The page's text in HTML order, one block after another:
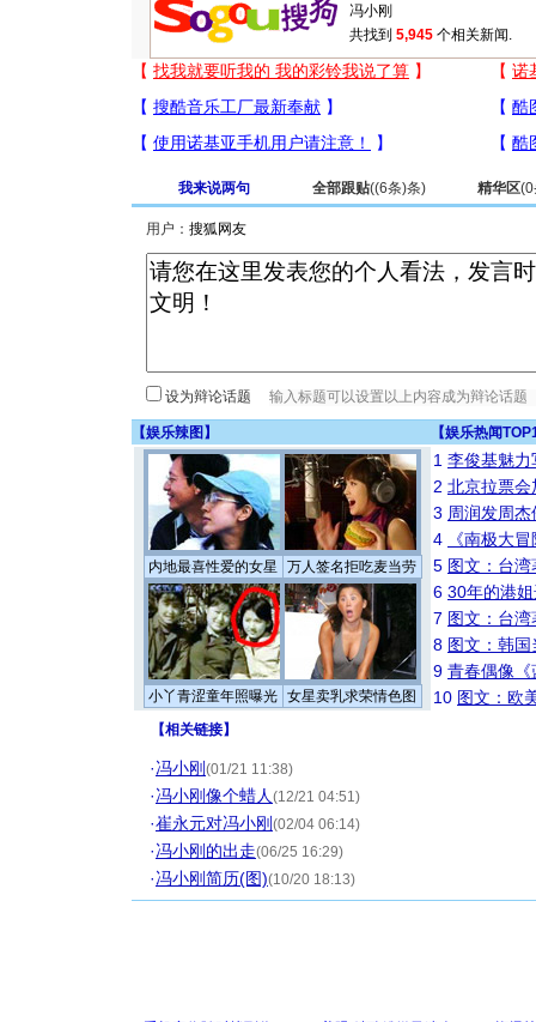
共找到 5,945 个相关新闻.
我来说两句 全部跟贴((6条)条) 精华区(0
用户：
设为辩论话题
【娱乐辣图 】 【娱乐热闻
内地最喜性爱的女星 万人签名拒吃麦当劳
小丫青涩童年照曝光 女星卖乳求荣情色图
1 李俊基魅力
2 北京拉票
3 周润发周
4
《南极大
5 图文：台
6 30年的港
7 图文：台
8 图文：韩
9 青春偶像《
10 图文：欧
【相关链接】
·冯小刚 (01/21 11:38)
·冯小刚像个蜡人 (12/21 04:51)
·崔永元对冯小刚 (02/04 06:14)
·冯小刚的出走(06/25 16:29)
·冯小刚简历(图)(10/20 18:13)